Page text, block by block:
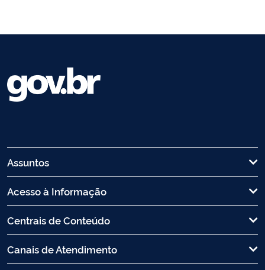
Assuntos
Acesso à Informação
Centrais de Conteúdo
Canais de Atendimento